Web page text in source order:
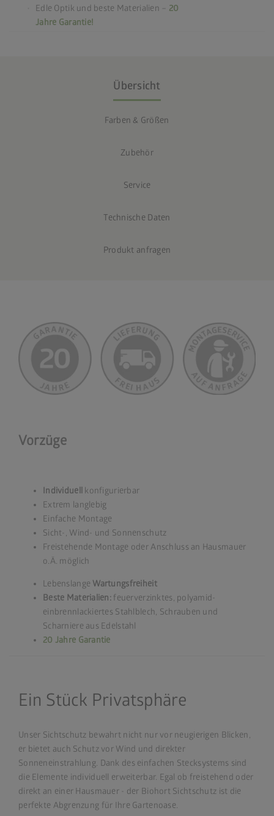
Edle Optik und beste Materialien – 20
Jahre Garantie!
Übersicht
Farben & Größen
Zubehör
Service
Technische Daten
Produkt anfragen
Vorzüge
Individuell konfigurierbar
Extrem langlebig
Einfache Montage
Sicht-, Wind- und Sonnenschutz
Freistehende Montage oder Anschluss an Hausmauer
o.Ä. möglich
Lebenslange Wartungsfreiheit
Beste Materialien: feuerverzinktes, polyamid-
einbrennlackiertes Stahlblech, Schrauben und
Scharniere aus Edelstahl
20 Jahre Garantie
Ein Stück Privatsphäre
Unser Sichtschutz bewahrt nicht nur vor neugierigen Blicken,
er bietet auch Schutz vor Wind und direkter
Sonneneinstrahlung. Dank des einfachen Stecksystems sind
die Elemente individuell erweiterbar. Egal ob freistehend oder
direkt an einer Hausmauer - der Biohort Sichtschutz ist die
perfekte Abgrenzung für Ihre Gartenoase.